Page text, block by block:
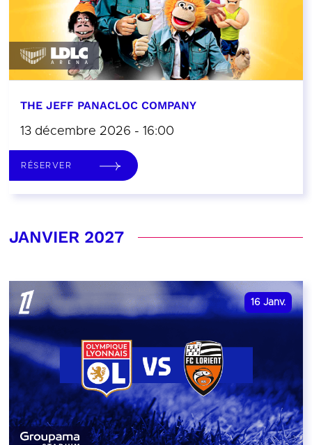
THE JEFF PANACLOC COMPANY
13 décembre 2026 - 16:00
RÉSERVER
JANVIER 2027
16 Janv.